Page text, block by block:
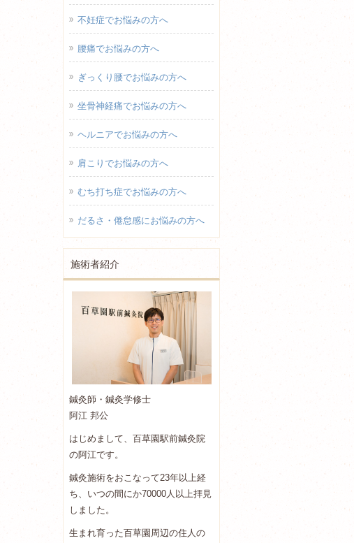
不妊症でお悩みの方へ
腰痛でお悩みの方へ
ぎっくり腰でお悩みの方へ
坐骨神経痛でお悩みの方へ
ヘルニアでお悩みの方へ
肩こりでお悩みの方へ
むち打ち症でお悩みの方へ
だるさ・倦怠感にお悩みの方へ
施術者紹介
鍼灸師・鍼灸学修士
阿江 邦公
はじめまして、百草園駅前鍼灸院
の阿江です。
鍼灸施術をおこなって23年以上経
ち、いつの間にか70000人以上拝見
しました。
生まれ育った百草園周辺の住人の